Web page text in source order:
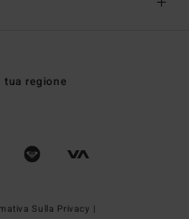
tua regione
Sulla Privacy |